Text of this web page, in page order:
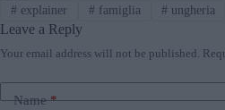
#explainer #famiglia # ungheria
Leave a Reply
Your email address will not be published.
Name*